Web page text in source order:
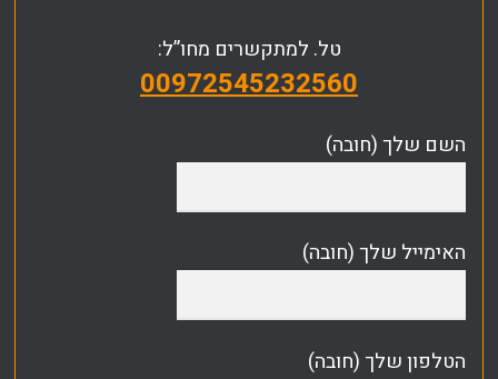
טל. למתקשרים מחו”ל:
00972545232560
השם שלך (חובה)
האימייל שלך (חובה)
הטלפון שלך (חובה)